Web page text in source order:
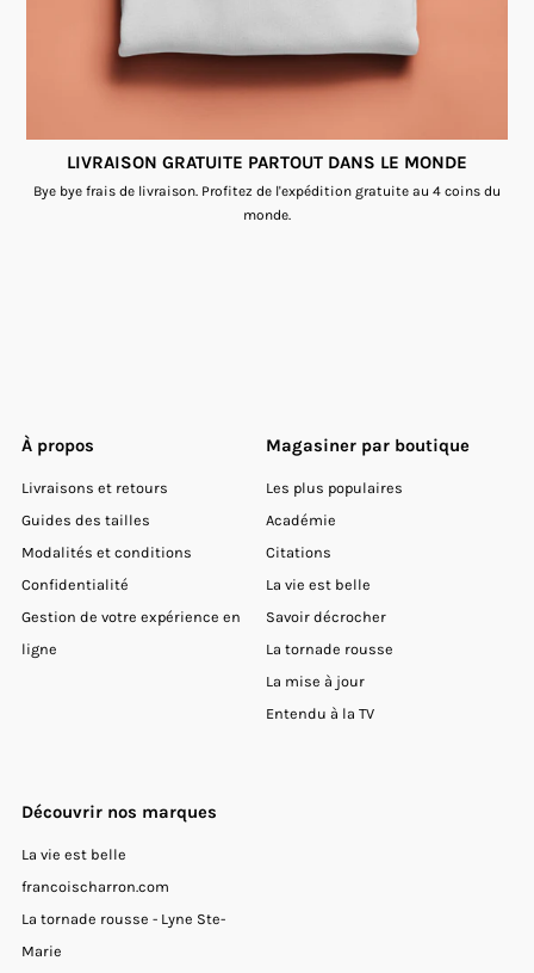
LIVRAISON GRATUITE PARTOUT DANS LE MONDE
Bye bye frais de livraison. Profitez de l'expédition gratuite au 4 coins du
monde.
À propos
Livraisons et retours
Guides des tailles
Modalités et conditions
Confidentialité
Gestion de votre expérience en
ligne
Magasiner par boutique
Les plus populaires
Académie
Citations
La vie est belle
Savoir décrocher
La tornade rousse
La mise à jour
Entendu à la TV
Découvrir nos marques
La vie est belle
francoischarron.com
La tornade rousse - Lyne Ste-
Marie